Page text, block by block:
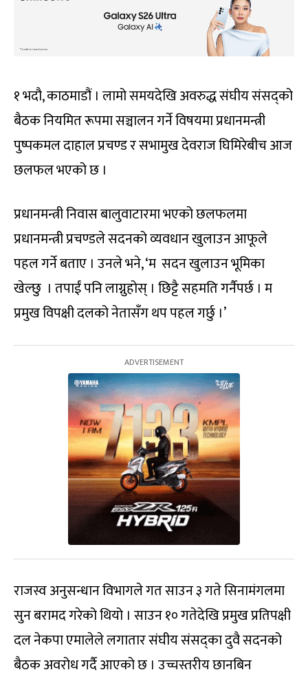
१ भदौ, काठमाडौं । लामो समयदेखि अवरुद्ध संघीय संसद्को
बैठक नियमित रूपमा सञ्चालन गर्ने विषयमा प्रधानमन्त्री
पुष्पकमल दाहाल प्रचण्ड र सभामुख देवराज घिमिरेबीच आज
छलफल भएको छ ।
प्रधानमन्त्री निवास बालुवाटारमा भएको छलफलमा
प्रधानमन्त्री प्रचण्डले सदनको व्यवधान खुलाउन आफूले
पहल गर्ने बताए । उनले भने, ‘म सदन खुलाउन भूमिका
खेल्छु । तपाईं पनि लाग्नुहोस् । छिट्टै सहमति गर्नैपर्छ । म
प्रमुख विपक्षी दलको नेतासँग थप पहल गर्छु ।’
राजस्व अनुसन्धान विभागले गत साउन ३ गते सिनामंगलमा
सुन बरामद गरेको थियो । साउन १० गतेदेखि प्रमुख प्रतिपक्षी
दल नेकपा एमालेले लगातार संघीय संसद्का दुवै सदनको
बैठक अवरोध गर्दै आएको छ । उच्चस्तरीय छानबिन